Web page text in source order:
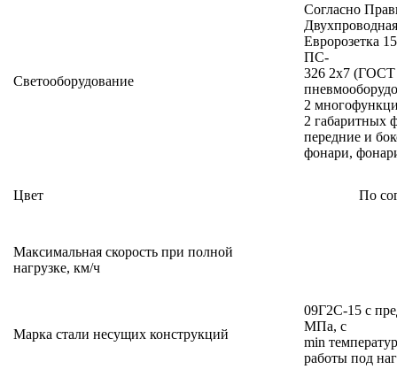
Светооборудование
Согласно
Евророзетка
ПС-
326 2х7 (ГОСТ
2
2 габаритных
передние и
фонари,
Цвет По
Максимальная скорость при полной
нагрузке, км/ч
Марка стали несущих конструкций
09Г2С-15 с
МПа, с
min
работы под